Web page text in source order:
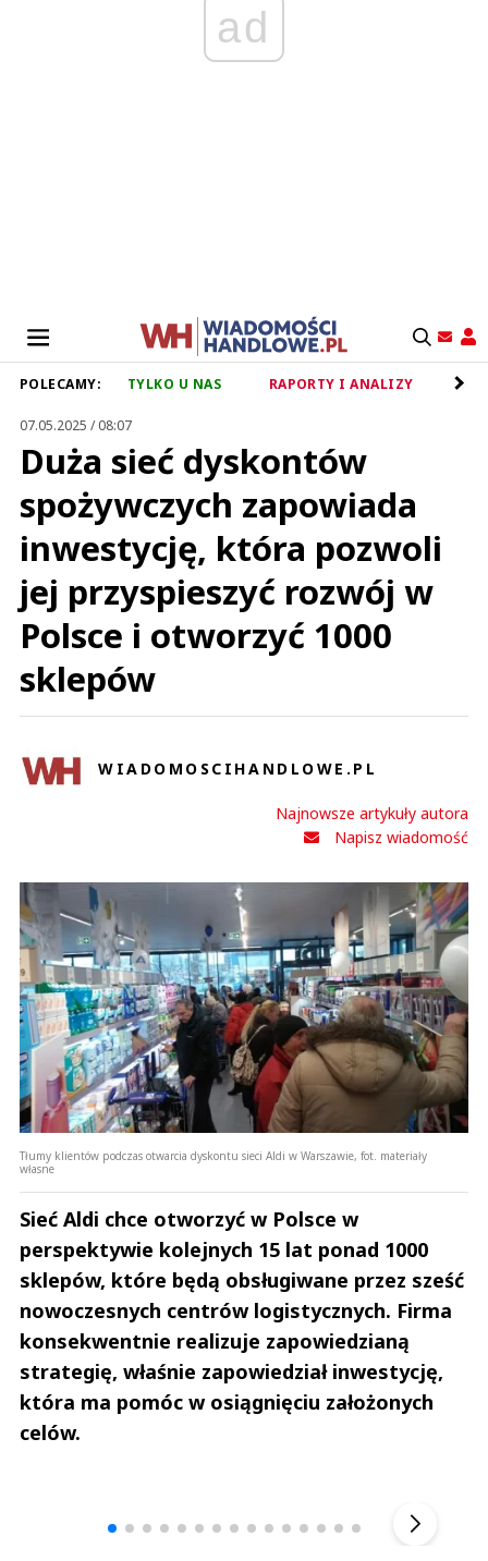
ad
POLECAMY: TYLKO U NAS RAPORTY I ANALIZY
07.05.2025 / 08:07
Duża sieć dyskontów
spożywczych zapowiada
inwestycję, która pozwoli
jej przyspieszyć rozwój w
Polsce i otworzyć 1000
sklepów
WIADOMOSCIHANDLOWE.PL
Najnowsze artykuły autora
Napisz wiadomość
Tłumy klientów podczas otwarcia dyskontu sieci Aldi w Warszawie, fot. materiały
własne
Sieć Aldi chce otworzyć w Polsce w
perspektywie kolejnych 15 lat ponad 1000
sklepów, które będą obsługiwane przez sześć
nowoczesnych centrów logistycznych. Firma
konsekwentnie realizuje zapowiedzianą
strategię, właśnie zapowiedział inwestycję,
która ma pomóc w osiągnięciu założonych
celów.